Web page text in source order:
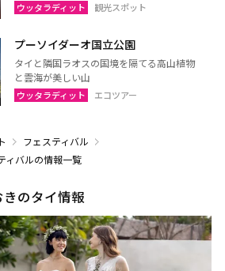
ウッタラディット 観光スポット
プーソイダーオ国立公園
タイと隣国ラオスの国境を隔てる高山植物
と雲海が美しい山
ウッタラディット エコツアー
フェスティバル
ィバルの情報一覧
のタイ情報